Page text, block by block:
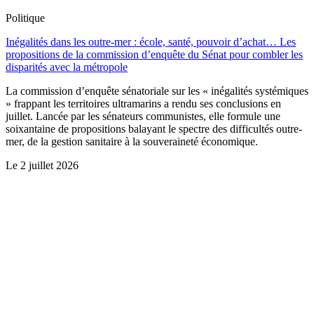
Politique
Inégalités dans les outre-mer : école, santé, pouvoir d’achat… Les
propositions de la commission d’enquête du Sénat pour combler les
disparités avec la métropole
La commission d’enquête sénatoriale sur les « inégalités systémiques
» frappant les territoires ultramarins a rendu ses conclusions en
juillet. Lancée par les sénateurs communistes, elle formule une
soixantaine de propositions balayant le spectre des difficultés outre-
mer, de la gestion sanitaire à la souveraineté économique.
Le 2 juillet 2026